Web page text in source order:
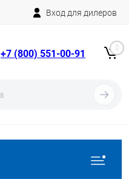
Вход для дилеров
+7 (800) 551-00-91 0